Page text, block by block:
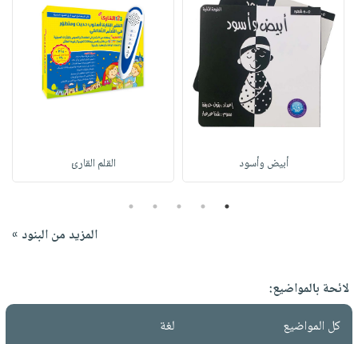
أبيض وأسود القلم القارئ
1
2
3
4
5
المزيد من البنود »
لائحة بالمواضيع:
كل المواضيع
لغة